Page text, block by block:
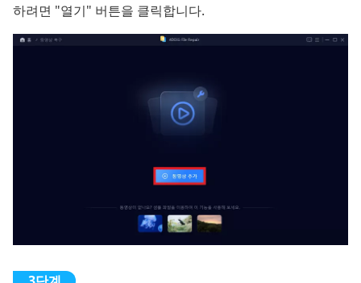
하려면 "열기" 버튼을 클릭합니다.